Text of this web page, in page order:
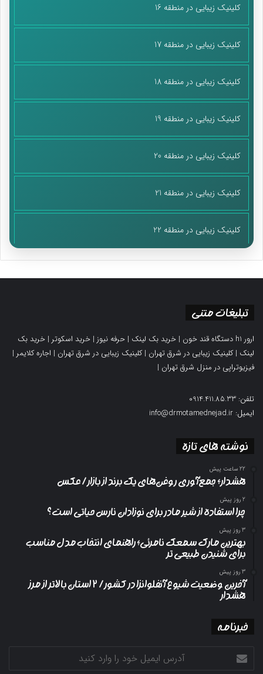
کلینیک زیبایی در منطقه 16
کلینیک زیبایی در منطقه 17
کلینیک زیبایی در منطقه 18
کلینیک زیبایی در منطقه 19
کلینیک زیبایی در منطقه 20
کلینیک زیبایی در منطقه 21
کلینیک زیبایی در منطقه 22
تبلیغات متنی
ارور h1 دستگاه قند خون | خرید بک لینک | حرفه نیوز | خرید اسکوتر | خرید بک
لینک |کلینیک زیبایی در شرق تهران |کلینیک زیبایی در شرق تهران | اجاره کلایمر |
فیزیوتراپی در منزل شرق تهران |
تلفن: 0914.411.85.33
ایمیل: info@drmotamednejad.ir
نوشته های تازه
22 ساعت پیش
هشدار؛ جمع‌آوری روغن‌های یک برند از بازار/ عکس
2 روز پیش
چرا استفاده از شیر مادر برای نوزادان نارس حیاتی است؟
3 روز پیش
بهترین مارک سمعک نامرئی؛ راهنمای انتخاب مدل مناسب
برای شنیدن طبیعی تر
3 روز پیش
آخرین وضعیت شیوع آنفلوانزا در کشور/ ۲ استان بالاتر از مرز
هشدار
خبرنامه
آدرس
ایمیل